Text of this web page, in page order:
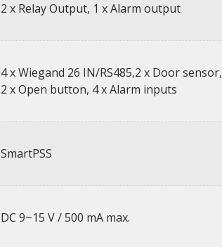
2 x Relay Output, 1 x Alarm output
4 x Wiegand 26 IN/RS485,2 x Door sensor,
2 x Open button, 4 x Alarm inputs
SmartPSS
DC 9~15 V / 500 mA max.